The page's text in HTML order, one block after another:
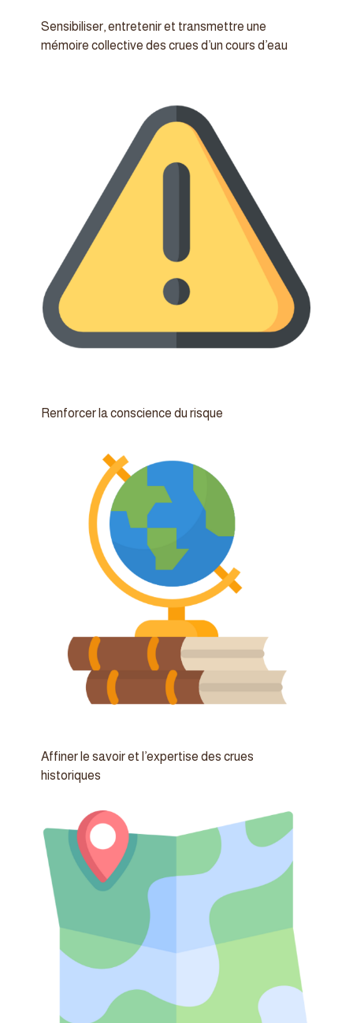
Sensibiliser, entretenir et transmettre une
mémoire collective des crues d’un cours d’eau
Renforcer la conscience du risque
Affiner le savoir et l’expertise des crues
historiques